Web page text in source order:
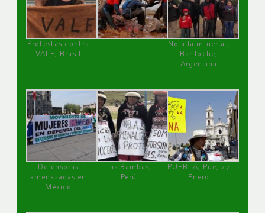
Protestas contra
VALE, Brasil
No a la minería ,
Bariloche,
Argentina
Defensoras
amenazadas en
México
Las Bambas,
Perú
PUEBLA, Pue, 27
Enero